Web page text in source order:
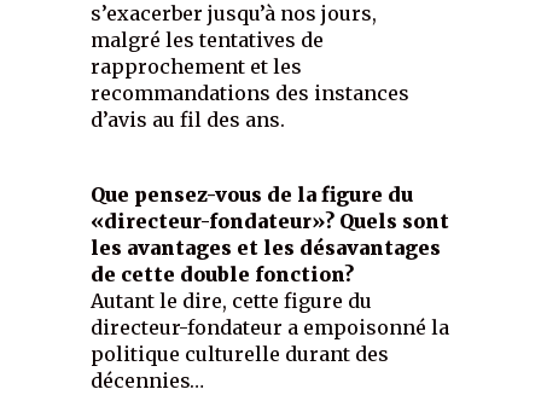
s’exacerber jusqu’à nos jours,
malgré les tentatives de
rapprochement et les
recommandations des instances
d’avis au fil des ans.
Que pensez-vous de la figure du
«directeur-fondateur»? Quels sont
les avantages et les désavantages
de cette double fonction?
Autant le dire, cette figure du
directeur-fondateur a empoisonné la
politique culturelle durant des
décennies…